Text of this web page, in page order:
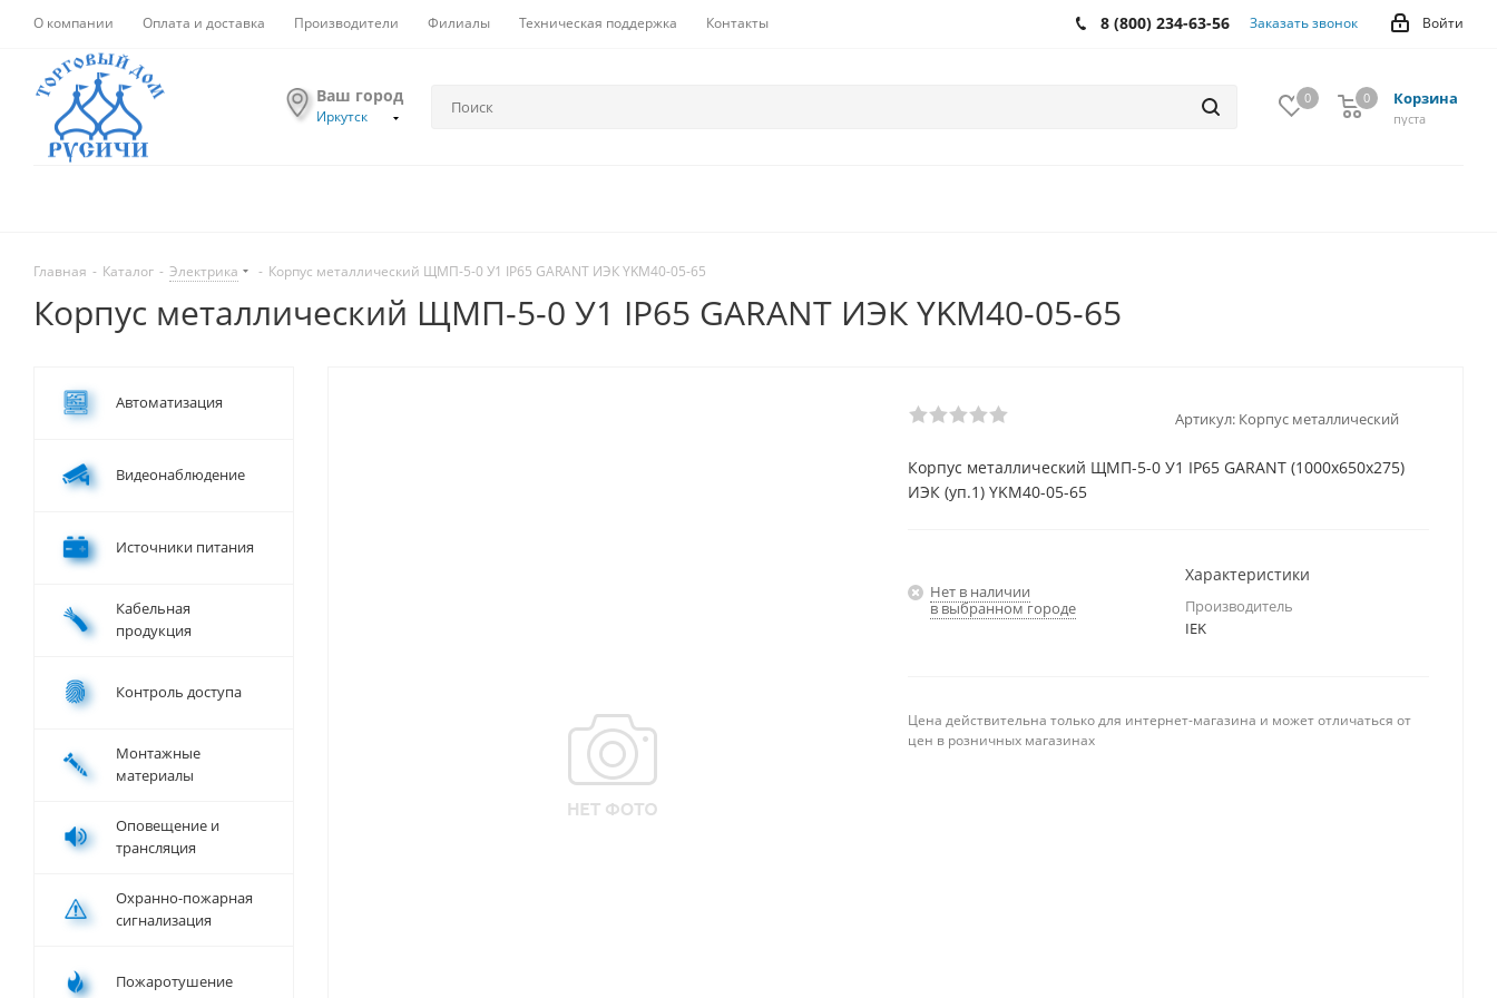
О компании Оплата и доставка Производители Филиалы Техническая поддержка Контакты Войти
8 (800) 234-63-56 Заказать звонок
Ваш город
Иркутск
0 Корзина
0
пуста
0
Главная - Каталог - Электрика - Корпус металлический ЩМП-5-0 У1 IP65 GARANT ИЭК YKM40-05-65
Корпус металлический ЩМП-5-0 У1 IP65 GARANT ИЭК YKM40-05-65
Артикул: Корпус металлический
Корпус металлический ЩМП-5-0 У1 IP65 GARANT (1000х650х275)
ИЭК (уп.1) YKM40-05-65
Нет в наличии
в выбранном городе
Характеристики
Производитель
IEK
Цена действительна только для интернет-магазина и может отличаться от
цен в розничных магазинах
Автоматизация
Видеонаблюдение
Источники питания
Кабельная
продукция
Контроль доступа
Монтажные
материалы
Оповещение и
трансляция
Охранно-пожарная
сигнализация
Пожаротушение